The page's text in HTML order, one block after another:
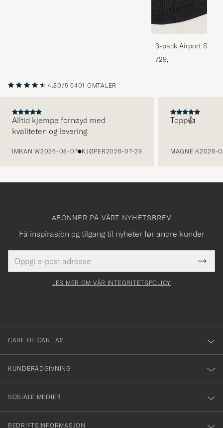
3-pack Airport
Melange
729,-
4.80/5 6401 OMTALER
Alltid kjempe fornøyd med
kvaliteten og levering.
IMRAN W2026-08-07 KJØPER2026-07-29
Topp👍
MAGNE K2026-
ABONNER PÅ VÅRT NYHETSBREV
Få inspirasjon og tilgang til nyheter før andre kunder
postadresse
felt
Tack
för
dig
till
vårt
nyhetsbrev!
LES MER OM VÅR INTEGRITETSPOLICY
CARE OF CARL AS
KUNDERÅDGIVNING
SOSIALE MEDIER
BEDRIFTSINFORMASJON